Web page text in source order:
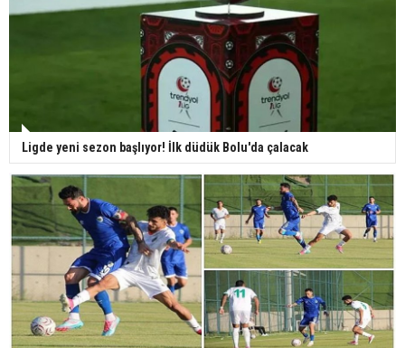
Ligde yeni sezon başlıyor! İlk düdük Bolu'da çalacak